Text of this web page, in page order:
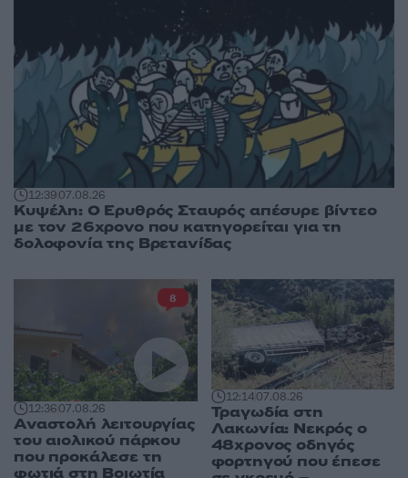
12:3907.08.26
Κυψέλη: Ο Ερυθρός Σταυρός απέσυρε βίντεο
με τον 26χρονο που κατηγορείται για τη
δολοφονία της Βρετανίδας
12:3607.08.26
Αναστολή λειτουργίας
του αιολικού πάρκου
που προκάλεσε τη
φωτιά στη Βοιωτία
8
12:1407.08.26
Τραγωδία στη
Λακωνία: Νεκρός ο
48χρονος οδηγός
φορτηγού που έπεσε